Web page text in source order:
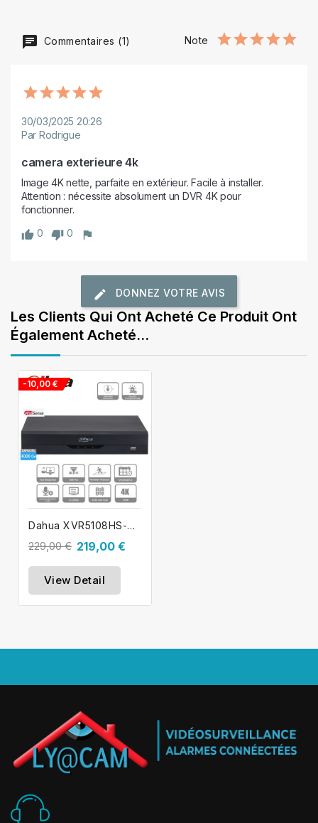
Commentaires (1) Note
30/03/2025 20:26
Par Rodrigue
camera exterieure 4k
Image 4K nette, parfaite en extérieur. Facile à installer.
Attention : nécessite absolument un DVR 4K pour
fonctionner.
0
0
DONNEZ VOTRE AVIS
Les Clients Qui Ont Acheté Ce Produit Ont
Également Acheté...
-10,00 €
Dahua XVR5108HS-4KL-I3 Enregistreur...
229,00 € 219,00 €
View Detail